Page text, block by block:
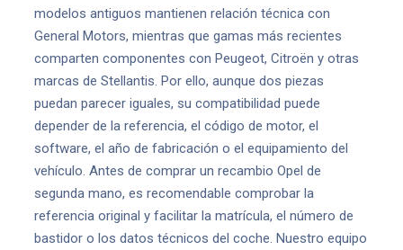
modelos antiguos mantienen relación técnica con
General Motors, mientras que gamas más recientes
comparten componentes con Peugeot, Citroën y otras
marcas de Stellantis. Por ello, aunque dos piezas
puedan parecer iguales, su compatibilidad puede
depender de la referencia, el código de motor, el
software, el año de fabricación o el equipamiento del
vehículo. Antes de comprar un recambio Opel de
segunda mano, es recomendable comprobar la
referencia original y facilitar la matrícula, el número de
bastidor o los datos técnicos del coche. Nuestro equipo